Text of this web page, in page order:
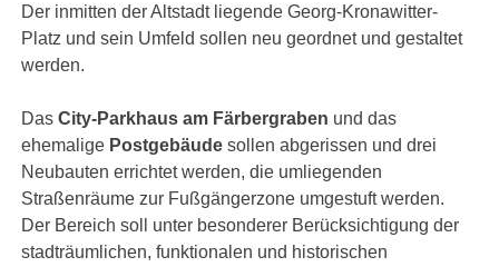
Der inmitten der Altstadt liegende Georg-Kronawitter-
Platz und sein Umfeld sollen neu geordnet und gestaltet
werden.
DasCity-Parkhaus am Färbergraben und das
ehemalige Postgebäude sollen abgerissen und drei
Neubauten errichtet werden, die umliegenden
Straßenräume zur Fußgängerzone umgestuft werden.
Der Bereich soll unter besonderer Berücksichtigung der
stadträumlichen, funktionalen und historischen